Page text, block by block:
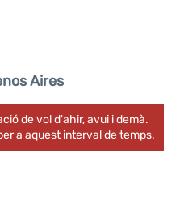
Aires
de vol d'ahir, avui i demà.
a aquest interval de temps.